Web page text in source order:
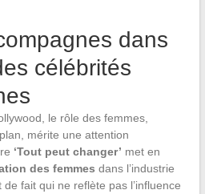
dans
célébrités
le rôle des femmes,
mérite une attention
‘Tout peut changer’ met en
des femmes dans l’industrie
fait qui ne reflète pas l’influence